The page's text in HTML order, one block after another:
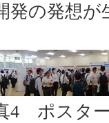
発の発想
4 ポスタ